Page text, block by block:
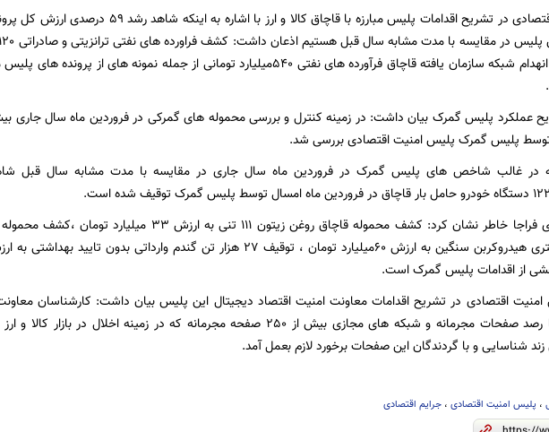
رئیس پلیس امنیت اقتصادی در تشریح اقدامات پلیس مبارزه با قاچاق کالا و ارز با اشاره به
تومانی ، شناسایی و انهدام شبکه سازمان یافته قاچاق فرآورده های نفتی 540میلیارد تومانی از جمله نمونه های از پرونده
عملکرد پلیس گمرک بیان داشت: در زمینه کنترل و بررسی محموله های گمرکی در فروردین ماه سال جاری
پلیس گمرک پلیس امنیت اقتصادی بررسی شد.
در غالب شاخص های پلیس گمرک در فروردین ماه سال جاری در مقایسه با مدت مشابه سال قبل
پلیس امنیت اقتصادی فراجا خاطر نشان کرد: کشف محموله قاچاق روغن زیتون 111 تنی به ارزش 33
از اقدامات پلیس گمرک است.
اقتصادی در تشریح اقدامات معاونت امنیت اقتصاد دیجیتال این پلیس بیان داشت: کارشناسان
سایبری این پلیس با رصد صفحات مجرمانه و شبکه های مجازی بیش از 250 صفحه مجرمانه که در زمینه اخلال در بازار
شناسایی و با گردندگان این صفحات برخورد لازم بعمل آمد.
، پلیس امنیت اقتصادی، جرایم اقتصادی